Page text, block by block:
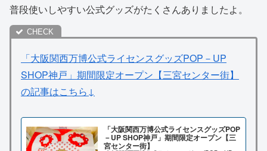
普段使いしやすい公式グッズがたくさんありましたよ。
「大阪関西万博公式ライセンスグッズPOP－UP
SHOP神戸」期間限定オープン【三宮センター街】
の記事はこちら↓
「大阪関西万博公式ライセンスグッズPOP
－UP SHOP神戸」期間限定オープン【三
宮センター街】